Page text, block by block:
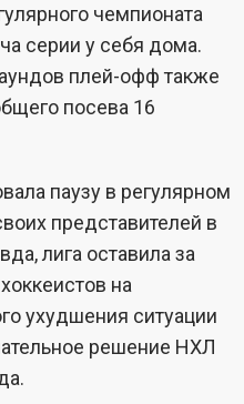
чемпионата
серии у себя дома.
плей-офф также
посева 16
паузу в регулярном
представителей в
лига оставила за
на
ухудшения ситуации
решение НХЛ